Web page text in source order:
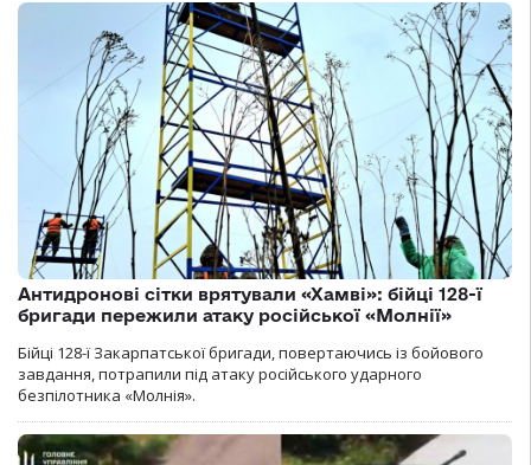
Антидронові сітки врятували «Хамві»: бійці 128-ї
бригади пережили атаку російської «Молнії»
Бійці 128-ї Закарпатської бригади, повертаючись із бойового
завдання, потрапили під атаку російського ударного
безпілотника «Молнія».